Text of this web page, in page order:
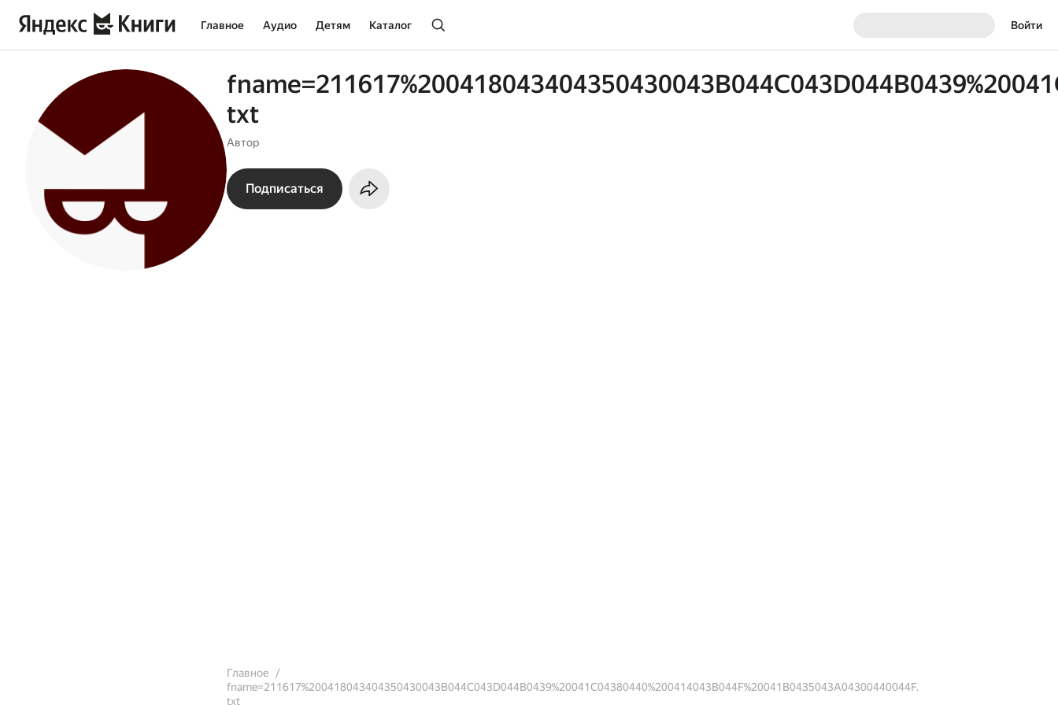
Главное Аудио Детям Каталог Войти
txt
Автор
Подписаться
Главное
fname=211617%200418043404350430043B044C043D044B0439%20041C04380440%200414043B044F%20041B0435043A04300440044F.
txt